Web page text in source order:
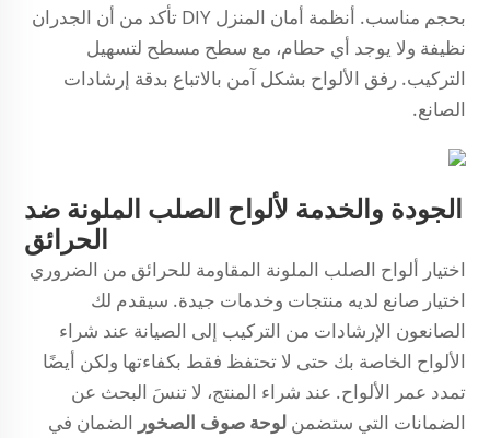
بحجم مناسب. أنظمة أمان المنزل DIY تأكد من أن الجدران
نظيفة ولا يوجد أي حطام، مع سطح مسطح لتسهيل
التركيب. رفق الألواح بشكل آمن بالاتباع بدقة إرشادات
الصانع.
الجودة والخدمة لألواح الصلب الملونة ضد
الحرائق
اختيار ألواح الصلب الملونة المقاومة للحرائق من الضروري
اختيار صانع لديه منتجات وخدمات جيدة. سيقدم لك
الصانعون الإرشادات من التركيب إلى الصيانة عند شراء
الألواح الخاصة بك حتى لا تحتفظ فقط بكفاءتها ولكن أيضًا
تمدد عمر الألواح. عند شراء المنتج، لا تنسَ البحث عن
الضمانات التي ستضمن لوحة صوف الصخور الضمان في